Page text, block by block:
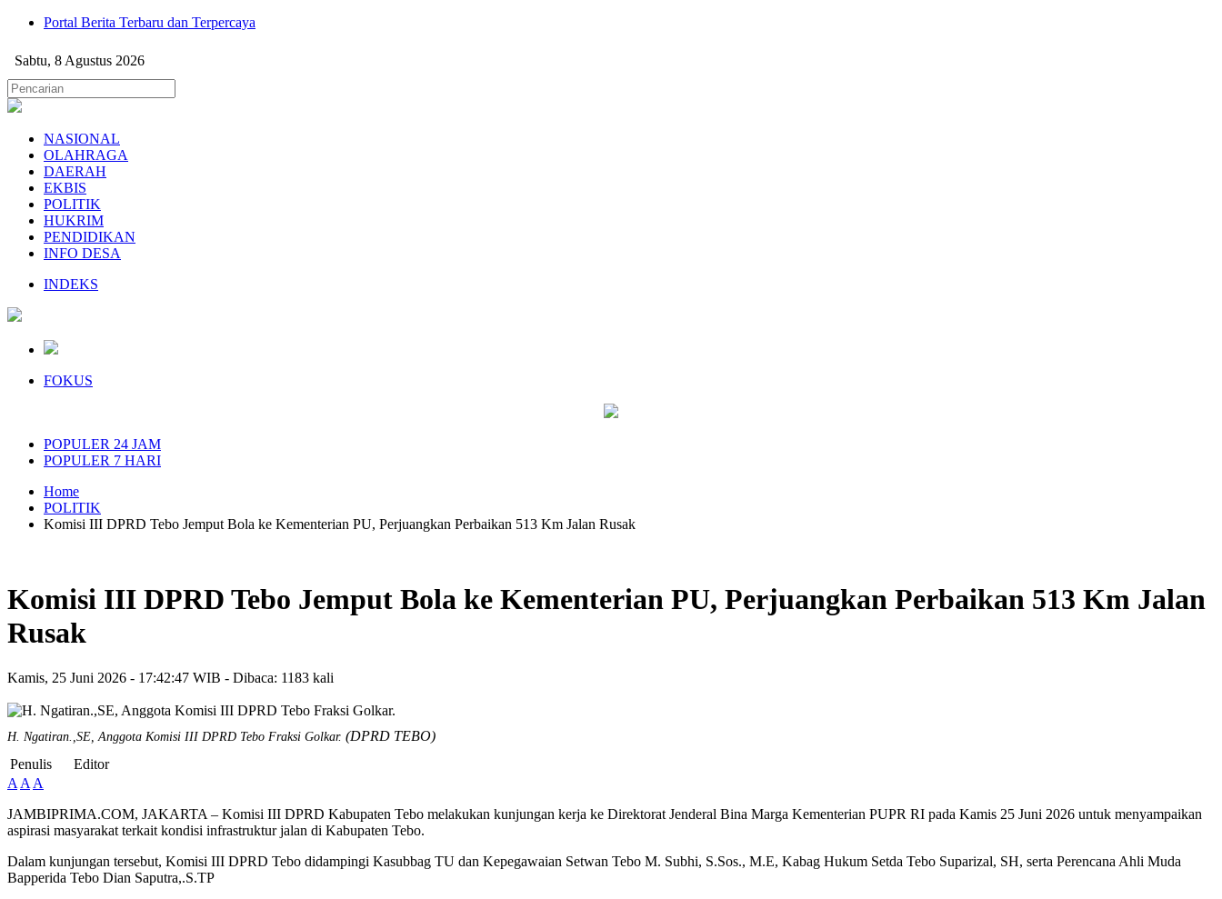
Portal Berita Terbaru dan Terpercaya
Sabtu, 8 Agustus 2026
NASIONAL
OLAHRAGA
DAERAH
EKBIS
POLITIK
HUKRIM
PENDIDIKAN
INFO DESA
INDEKS
FOKUS
POPULER 24 JAM
POPULER 7 HARI
Home
POLITIK
Komisi III DPRD Tebo Jemput Bola ke Kementerian PU, Perjuangkan Perbaikan 513 Km Jalan Rusak
Komisi III DPRD Tebo Jemput Bola ke Kementerian PU, Perjuangkan Perbaikan 513 Km Jalan
Rusak
Kamis, 25 Juni 2026 - 17:42:47 WIB - Dibaca: 1183 kali
H. Ngatiran.,SE, Anggota Komisi III DPRD Tebo Fraksi Golkar. (DPRD TEBO)
Penulis
Editor
A A A
JAMBIPRIMA.COM, JAKARTA – Komisi III DPRD Kabupaten Tebo melakukan kunjungan kerja ke Direktorat Jenderal Bina Marga Kementerian PUPR RI pada Kamis 25 Juni 2026 untuk menyampaikan
aspirasi masyarakat terkait kondisi infrastruktur jalan di Kabupaten Tebo.
Dalam kunjungan tersebut, Komisi III DPRD Tebo didampingi Kasubbag TU dan Kepegawaian Setwan Tebo M. Subhi, S.Sos., M.E, Kabag Hukum Setda Tebo Suparizal, SH, serta Perencana Ahli Muda
Bapperida Tebo Dian Saputra,.S.TP